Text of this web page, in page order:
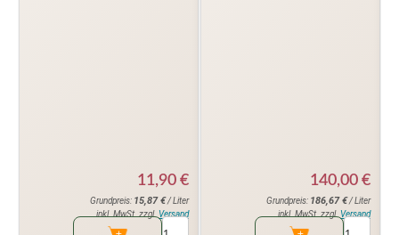
11,90 €
Grundpreis: 15,87€/ Liter
inkl. MwSt. zzgl. Versand
140,00 €
Grundpreis: 186,67€/ Liter
inkl. MwSt. zzgl. Versand